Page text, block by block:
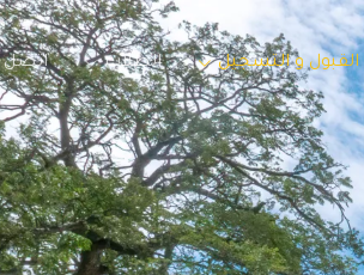
القبول و التسجيل الطلاب اتصل